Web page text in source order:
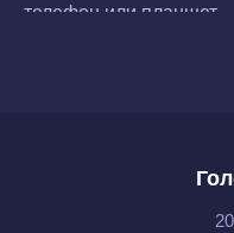
телефон или планшет.